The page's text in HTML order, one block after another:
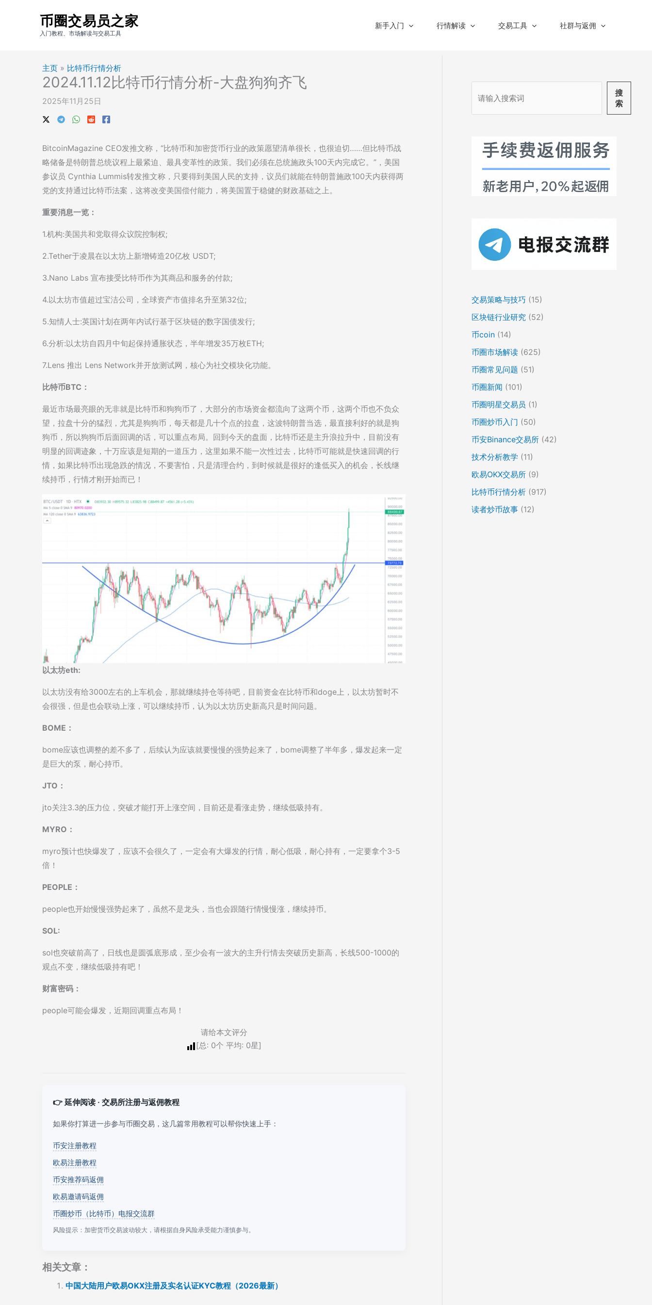
币圈交易员之家
入门教程、市场解读与交易工具
新手入门 行情解读 交易工具 社群与返佣
主页 » 比特币行情分析
2024.11.12比特币行情分析-大盘狗狗齐飞
2025年11月25日
BitcoinMagazine CEO发推文称，“比特币和加密货币行业的政策愿望清单很长，也很迫切……但比特币战
略储备是特朗普总统议程上最紧迫、最具变革性的政策。我们必须在总统施政头100天内完成它。”，美国
参议员 Cynthia Lummis转发推文称，只要得到美国人民的支持，议员们就能在特朗普施政100天内获得两
党的支持通过比特币法案，这将改变美国偿付能力，将美国置于稳健的财政基础之上。
重要消息一览：
1.机构:美国共和党取得众议院控制权;
2.Tether于凌晨在以太坊上新增铸造20亿枚 USDT;
3.Nano Labs 宣布接受比特币作为其商品和服务的付款;
4.以太坊市值超过宝洁公司，全球资产市值排名升至第32位;
5.知情人士:英国计划在两年内试行基于区块链的数字国债发行;
6.分析:以太坊自四月中旬起保持通胀状态，半年增发35万枚ETH;
7.Lens 推出 Lens Network并开放测试网，核心为社交模块化功能。
比特币BTC：
最近市场最亮眼的无非就是比特币和狗狗币了，大部分的市场资金都流向了这两个币，这两个币也不负众
望，拉盘十分的猛烈，尤其是狗狗币，每天都是几十个点的拉盘，这波特朗普当选，最直接利好的就是狗
狗币，所以狗狗币后面回调的话，可以重点布局。回到今天的盘面，比特币还是主升浪拉升中，目前没有
明显的回调迹象，十万应该是短期的一道压力，这里如果不能一次性过去，比特币可能就是快速回调的行
情，如果比特币出现急跌的情况，不要害怕，只是清理合约，到时候就是很好的逢低买入的机会，长线继
续持币，行情才刚开始而已！
以太坊eth:
以太坊没有给3000左右的上车机会，那就继续持仓等待吧，目前资金在比特币和doge上，以太坊暂时不
会很强，但是也会联动上涨，可以继续持币，认为以太坊历史新高只是时间问题。
BOME：
bome应该也调整的差不多了，后续认为应该就要慢慢的强势起来了，bome调整了半年多，爆发起来一定
是巨大的泵，耐心持币。
JTO：
jto关注3.3的压力位，突破才能打开上涨空间，目前还是看涨走势，继续低吸持有。
MYRO：
myro预计也快爆发了，应该不会很久了，一定会有大爆发的行情，耐心低吸，耐心持有，一定要拿个3-5
倍！
PEOPLE：
people也开始慢慢强势起来了，虽然不是龙头，当也会跟随行情慢慢涨，继续持币。
SOL:
sol也突破前高了，日线也是圆弧底形成，至少会有一波大的主升行情去突破历史新高，长线500-1000的
观点不变，继续低吸持有吧！
财富密码：
people可能会爆发，近期回调重点布局！
请给本文评分
[总: 0个 平均: 0星]
👉 延伸阅读 · 交易所注册与返佣教程
如果你打算进一步参与币圈交易，这几篇常用教程可以帮你快速上手：
币安注册教程
欧易注册教程
币安推荐码返佣
欧易邀请码返佣
币圈炒币（比特币）电报交流群
风险提示：加密货币交易波动较大，请根据自身风险承受能力谨慎参与。
相关文章：
中国大陆用户欧易OKX注册及实名认证KYC教程（2026最新）
搜
索
交易策略与技巧 (15)
区块链行业研究 (52)
币coin (14)
币圈市场解读 (625)
币圈常见问题 (51)
币圈新闻 (101)
币圈明星交易员 (1)
币圈炒币入门 (50)
币安Binance交易所 (42)
技术分析教学 (11)
欧易OKX交易所 (9)
比特币行情分析 (917)
读者炒币故事 (12)